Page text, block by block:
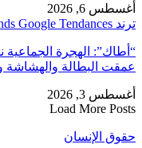
أغسطس 6, 2026
ترند Trends Google Tendances
“أطاك”: الهجرة
عمقت البطالة والهشاشة
أغسطس 3, 2026
Load More Posts
حقوق الإنسان